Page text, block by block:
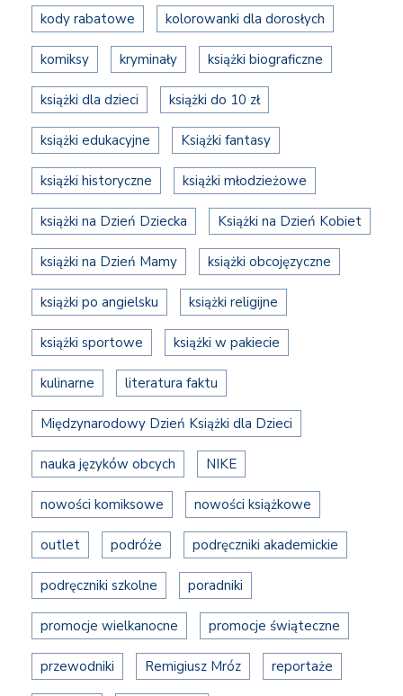
kody rabatowe kolorowanki dla dorosłych
komiksy kryminały książki biograficzne
książki dla dzieci książki do 10 zł
książki edukacyjne Książki fantasy
książki historyczne książki młodzieżowe
książki na Dzień Dziecka Książki na Dzień Kobiet
książki na Dzień Mamy książki obcojęzyczne
książki po angielsku książki religijne
książki sportowe książki w pakiecie
kulinarne literatura faktu
Międzynarodowy Dzień Książki dla Dzieci
nauka języków obcych NIKE
nowości komiksowe nowości książkowe
outlet podróże podręczniki akademickie
podręczniki szkolne poradniki
promocje wielkanocne promocje świąteczne
przewodniki Remigiusz Mróz reportaże